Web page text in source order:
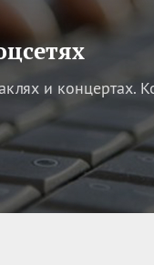
и концертах.